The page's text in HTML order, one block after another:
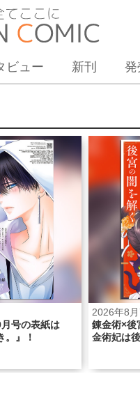
ビュー 新刊 発
ー『偽りの錬
解く』1巻!
2026年8月
年下“沼”
した――